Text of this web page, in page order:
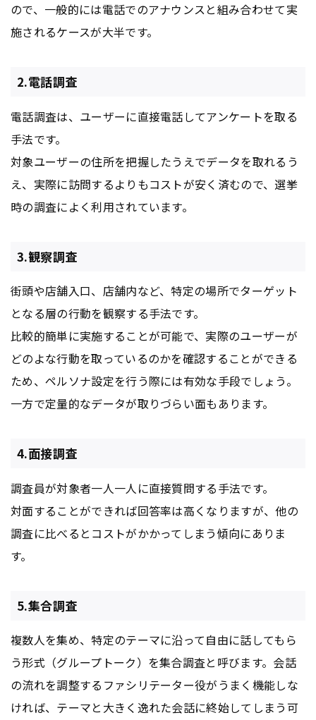
ので、一般的には電話でのアナウンスと組み合わせて実
施されるケースが大半です。
2.電話調査
電話調査は、ユーザーに直接電話してアンケートを取る
手法です。
対象ユーザーの住所を把握したうえでデータを取れるう
え、実際に訪問するよりもコストが安く済むので、選挙
時の調査によく利用されています。
3.観察調査
街頭や店舗入口、店舗内など、特定の場所でターゲット
となる層の行動を観察する手法です。
比較的簡単に実施することが可能で、実際のユーザーが
どのよな行動を取っているのかを確認することができる
ため、ペルソナ設定を行う際には有効な手段でしょう。
一方で定量的なデータが取りづらい面もあります。
4.面接調査
調査員が対象者一人一人に直接質問する手法です。
対面することができれば回答率は高くなりますが、他の
調査に比べるとコストがかかってしまう傾向にありま
す。
5.集合調査
複数人を集め、特定のテーマに沿って自由に話してもら
う形式（グループトーク）を集合調査と呼びます。会話
の流れを調整するファシリテーター役がうまく機能しな
ければ、テーマと大きく逸れた会話に終始してしまう可